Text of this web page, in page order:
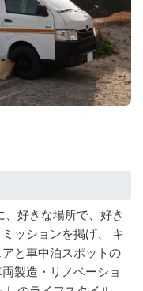
、好きな場所で、好き
ッションを掲げ、 キ
と車中泊スポットの
製造・リノベーショ